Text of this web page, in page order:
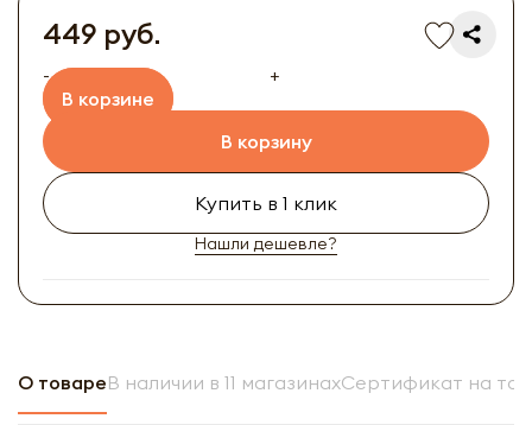
449 руб.
-
+
В корзине
В корзину
Купить в 1 клик
Нашли дешевле?
О товареВ наличии в 11 магазинахСертификат на